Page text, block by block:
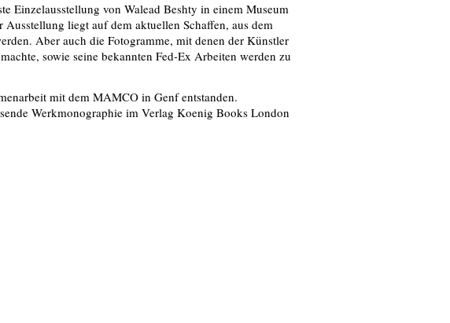
Einzelausstellung von Walead Beshty in einem Museum
liegt auf dem aktuellen Schaﬀen, aus dem
Aber auch die Fotogramme, mit denen der Künstler
sowie seine bekannten Fed-Ex Arbeiten werden zu
mit dem MAMCO in Genf entstanden.
Werkmonographie im Verlag Koenig Books London